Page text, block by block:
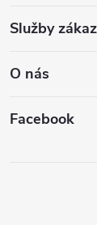
Služby
O nás
Facebook